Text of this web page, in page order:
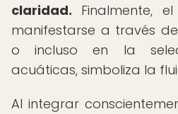
claridad. Finalmente,
manifestarse a través
o incluso en la
acuáticas, simboliza la
Al integrar